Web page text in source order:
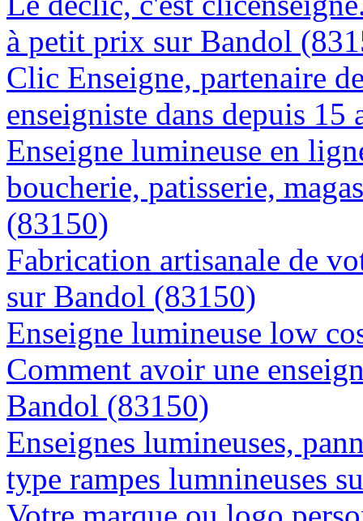
à petit prix sur Bandol
Clic Enseigne, partenaire
enseigniste dans depuis
Enseigne lumineuse en
boucherie, patisserie,
(83150)
Fabrication artisanale de
sur Bandol (83150)
Enseigne lumineuse low
Comment avoir une
Bandol (83150)
Enseignes lumineuses,
type rampes lumnineuses